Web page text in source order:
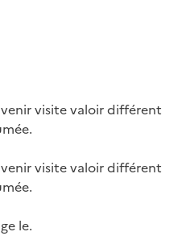
visite valoir différent
visite valoir différent
le.